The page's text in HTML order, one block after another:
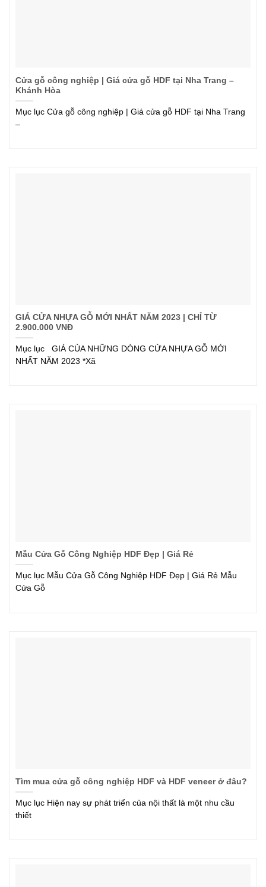
Cửa gỗ công nghiệp | Giá cửa gỗ HDF tại Nha Trang –
Khánh Hòa
Mục lục Cửa gỗ công nghiệp | Giá cửa gỗ HDF tại Nha Trang
–
GIÁ CỬA NHỰA GỖ MỚI NHẤT NĂM 2023 | CHỈ TỪ
2.900.000 VNĐ
Mục lục GIÁ CỦA NHỮNG DÒNG CỬA NHỰA GỖ MỚI
NHẤT NĂM 2023 *Xã
Mẫu Cửa Gỗ Công Nghiệp HDF Đẹp | Giá Rẻ
Mục lục Mẫu Cửa Gỗ Công Nghiệp HDF Đẹp | Giá Rẻ Mẫu
Cửa Gỗ
Tìm mua cửa gỗ công nghiệp HDF và HDF veneer ở đâu?
Mục lục Hiện nay sự phát triển của nội thất là một nhu cầu
thiết